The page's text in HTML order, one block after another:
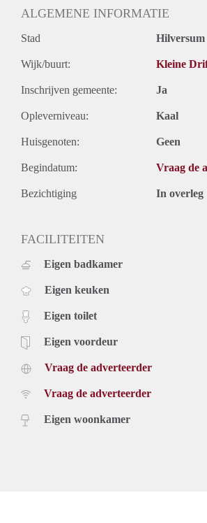
ALGEMENE INFORMATIE
Stad Hilversum
Wijk/buurt: Kleine
Inschrijven gemeente: Ja
Opleverniveau: Kaal
Huisgenoten: Geen
Begindatum: Vraag de
Bezichtiging In overleg
FACILITEITEN
Eigen badkamer
Eigen keuken
Eigen toilet
Eigen voordeur
Vraag de adverteerder
Vraag de adverteerder
Eigen woonkamer